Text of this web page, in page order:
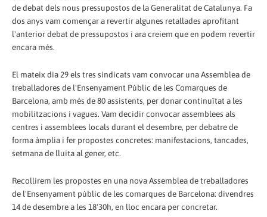
de debat dels nous pressupostos de la Generalitat de Catalunya. Fa
dos anys vam començar a revertir algunes retallades aprofitant
l'anterior debat de pressupostos i ara creiem que en podem revertir
encara més.
El mateix dia 29 els tres sindicats vam convocar una Assemblea de
treballadores de l'Ensenyament Públic de les Comarques de
Barcelona, amb més de 80 assistents, per donar continuïtat a les
mobilitzacions i vagues. Vam decidir convocar assemblees als
centres i assemblees locals durant el desembre, per debatre de
forma àmplia i fer propostes concretes: manifestacions, tancades,
setmana de lluita al gener, etc.
Recollirem les propostes en una nova Assemblea de treballadores
de l'Ensenyament públic de les comarques de Barcelona: divendres
14 de desembre a les 18'30h, en lloc encara per concretar.